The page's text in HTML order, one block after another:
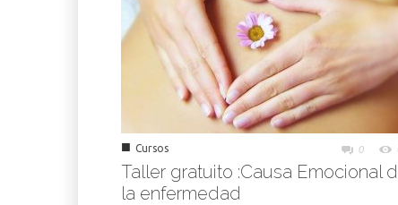
■ Cursos 0
Taller gratuito :Causa Emocional
la enfermedad